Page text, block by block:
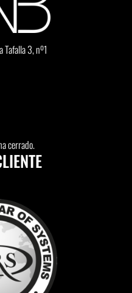
3, nº1
cerrado.